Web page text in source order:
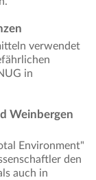
verwendet
in
Weinbergen
Environment"
den
auch in